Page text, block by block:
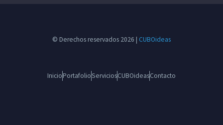
© Derechos reservados 2026 | CUBOideas
InicioPortafolioServiciosCUBOideasContacto